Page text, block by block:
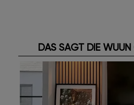
DAS SAGT DIE